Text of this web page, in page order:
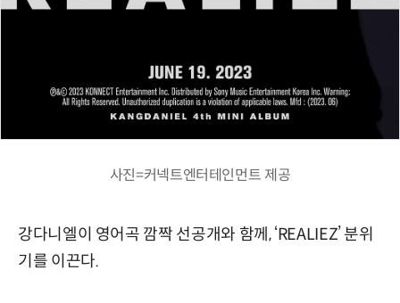
사진=커넥트엔터테인먼트 제공
강다니엘이 영어곡 깜짝 선공개와 함께, ‘REALIEZ’ 분위
기를 이끈다.